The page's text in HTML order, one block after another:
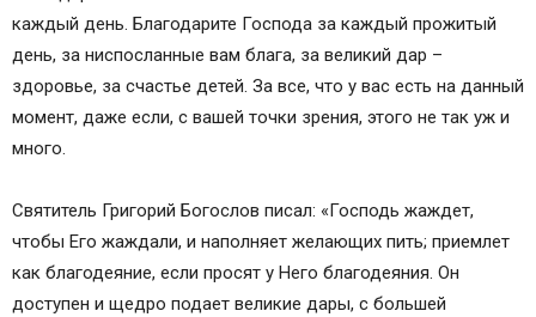
каждый день. Благодарите Господа за каждый прожитый
день, за ниспосланные вам блага, за великий дар –
здоровье, за счастье детей. За все, что у вас есть на данный
момент, даже если, с вашей точки зрения, этого не так уж и
много.
Святитель Григорий Богослов писал: «Господь жаждет,
чтобы Его жаждали, и наполняет желающих пить; приемлет
как благодеяние, если просят у Него благодеяния. Он
доступен и щедро подает великие дары, с большей